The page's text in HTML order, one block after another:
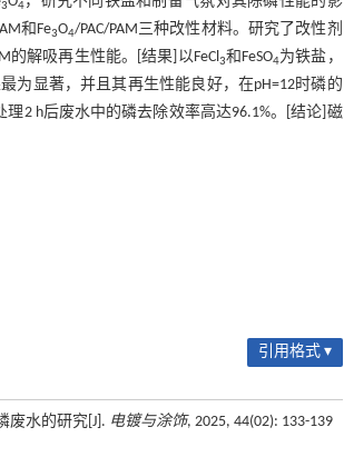
3 4
和Fe3O4/PAC/PAM三种改性材料。研究了改性剂
的解吸再生性能。[结果]以FeCl3和FeSO4为铁盐，
最为显著，并且其再生性能良好，在pH=12时磷的
2 h后废水中的磷去除效率高达96.1%。[结论]磁
引用格式 ▾
废水的研究[J]. 电镀与涂饰, 2025, 44(02): 133-139